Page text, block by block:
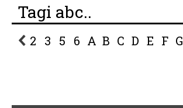
Tagi abc..
2 3 5 6 A B C D E F G